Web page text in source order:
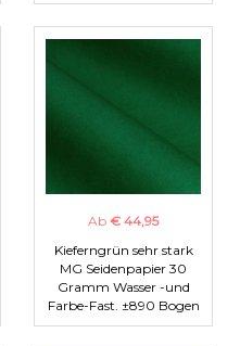
Ab € 44,95
Kieferngrün sehr stark
MG Seidenpapier 30
Gramm Wasser -und
Farbe-Fast. ±890 Bogen